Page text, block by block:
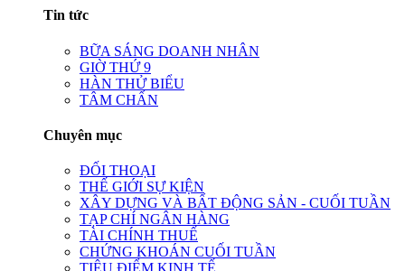
Tin tức
BỮA SÁNG DOANH NHÂN
GIỜ THỨ 9
HÀN THỬ BIỂU
TÂM CHẤN
Chuyên mục
ĐỐI THOẠI
THẾ GIỚI SỰ KIỆN
XÂY DỰNG VÀ BẤT ĐỘNG SẢN - CUỐI TUẦN
TẠP CHÍ NGÂN HÀNG
TÀI CHÍNH THUẾ
CHỨNG KHOÁN CUỐI TUẦN
TIÊU ĐIỂM KINH TẾ